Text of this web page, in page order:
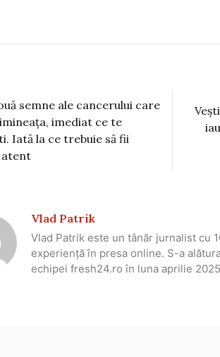
semne ale cancerului care
imediat ce te
Iată la ce trebuie să fii
Vlad Patrik
Vlad Patrik este un tânăr jurnalist cu
experiență în presa online. S-a
echipei fresh24.ro în luna aprilie 2025